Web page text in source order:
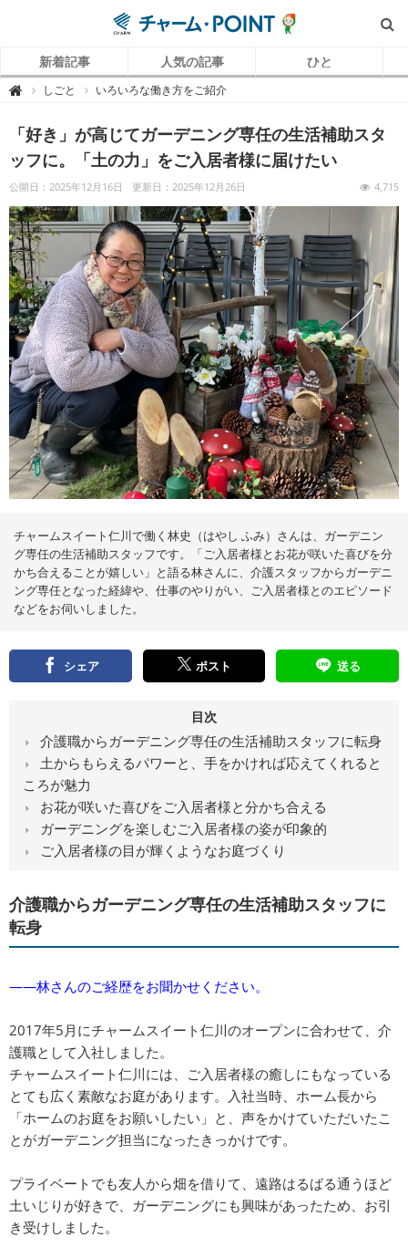
新着記事 人気の記事 ひと
 チ
P
O
I
N
（
ャ
ー
ム
ポ
イ
ン
ト
）
｜
介
護
で
働
く
リ
ア
ル
を
伝
え
る
情
報
メ
デ
ィ
ア
しごと いろいろな働き方をご紹介
「好き」が高じてガーデニング専任の生活補助スタ
ッフに。「土の力」をご入居者様に届けたい
公開日：2025年12月16日 更新日：2025年12月26日 4,715
チャームスイート仁川で働く林史（はやし ふみ）さんは、ガーデニン
グ専任の生活補助スタッフです。「ご入居者様とお花が咲いた喜びを分
かち合えることが嬉しい」と語る林さんに、介護スタッフからガーデニ
ング専任となった経緯や、仕事のやりがい、ご入居者様とのエピソード
などをお伺いしました。
シェア ポスト 送る
目次
介護職からガーデニング専任の生活補助スタッフに転身
土からもらえるパワーと、手をかければ応えてくれると
ころが魅力
お花が咲いた喜びをご入居者様と分かち合える
ガーデニングを楽しむご入居者様の姿が印象的
ご入居者様の目が輝くようなお庭づくり
介護職からガーデニング専任の生活補助スタッフに
転身
――林さんのご経歴をお聞かせください。
2017年5月にチャームスイート仁川のオープンに合わせて、介
護職として入社しました。
チャームスイート仁川には、ご入居者様の癒しにもなっている
とても広く素敵なお庭があります。入社当時、ホーム長から
「ホームのお庭をお願いしたい」と、声をかけていただいたこ
とがガーデニング担当になったきっかけです。
プライベートでも友人から畑を借りて、遠路はるばる通うほど
土いじりが好きで、ガーデニングにも興味があったため、お引
き受けしました。